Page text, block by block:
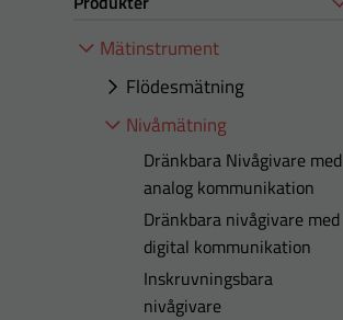
Mätinstrument
Flödesmätning
Nivåmätning
Dränkbara Nivågivare med
analog kommunikation
Dränkbara nivågivare med
digital kommunikation
Inskruvningsbara
nivågivare